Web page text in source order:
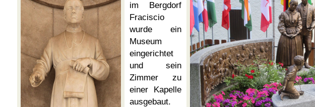
im Bergdorf
Fraciscio
wurde ein
Museum
eingerichtet
und sein
Zimmer zu
einer Kapelle
ausgebaut.